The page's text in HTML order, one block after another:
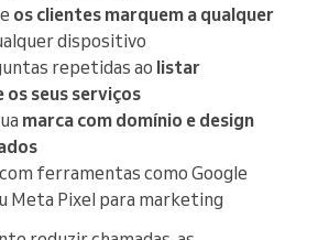
os clientes marquem a qualquer
dispositivo
repetidas ao listar
os seus serviços
marca com domínio e design
ferramentas como Google
Meta Pixel para marketing